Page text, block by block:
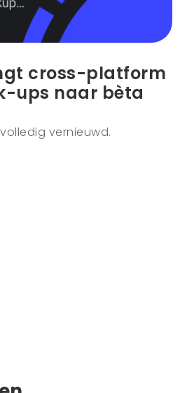
cross-platform
ups naar bèta
vernieuwd.